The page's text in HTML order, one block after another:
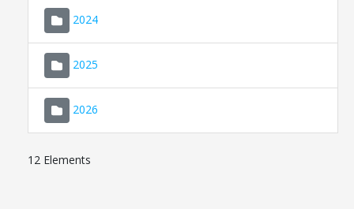
2024
2025
2026
12 Elements